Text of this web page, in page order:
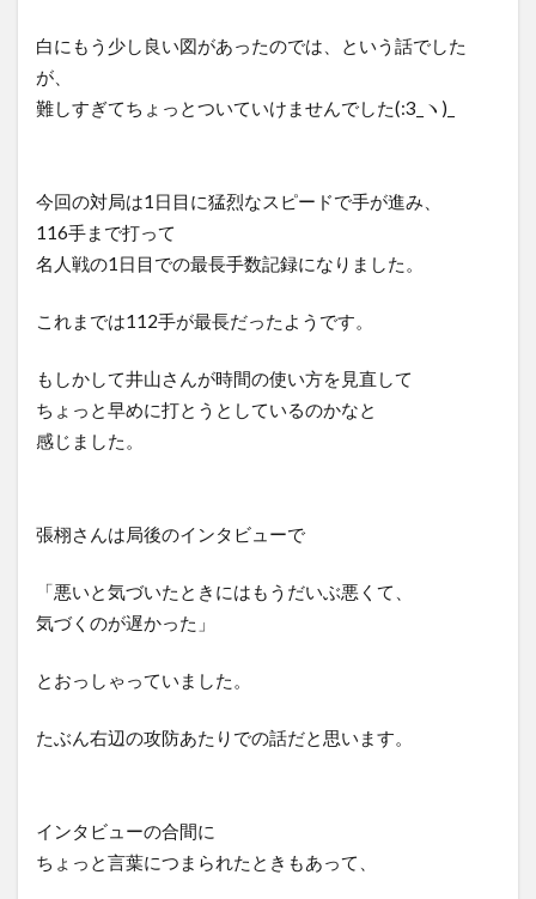
白にもう少し良い図があったのでは、という話でした
が、
難しすぎてちょっとついていけませんでした(:3_ヽ)_
今回の対局は1日目に猛烈なスピードで手が進み、
116手まで打って
名人戦の1日目での最長手数記録になりました。
これまでは112手が最長だったようです。
もしかして井山さんが時間の使い方を見直して
ちょっと早めに打とうとしているのかなと
感じました。
張栩さんは局後のインタビューで
「悪いと気づいたときにはもうだいぶ悪くて、
気づくのが遅かった」
とおっしゃっていました。
たぶん右辺の攻防あたりでの話だと思います。
インタビューの合間に
ちょっと言葉につまられたときもあって、